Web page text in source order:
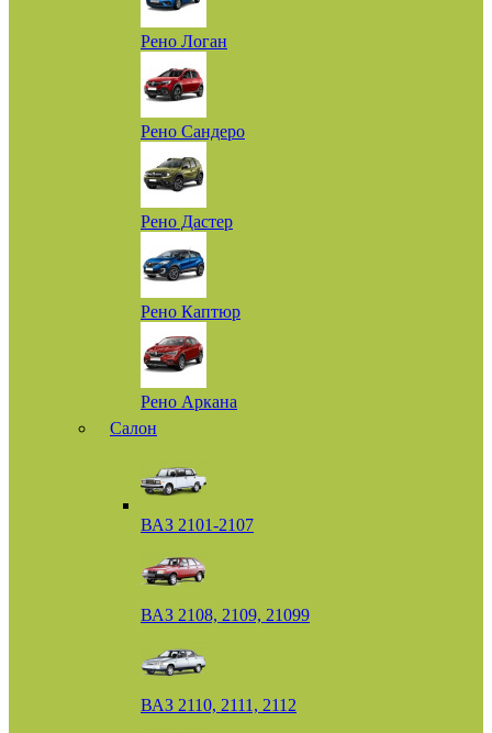
Рено Логан
Рено Сандеро
Рено Дастер
Рено Каптюр
Рено Аркана
Салон
ВАЗ 2101-2107
ВАЗ 2108, 2109, 21099
ВАЗ 2110, 2111, 2112